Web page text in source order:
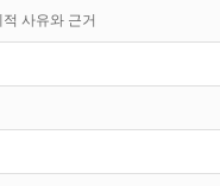
사유와 근거